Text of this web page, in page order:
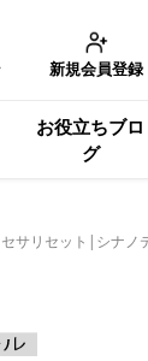
新規会員登録
お役立ちブロ
グ
サリセット|シナノ